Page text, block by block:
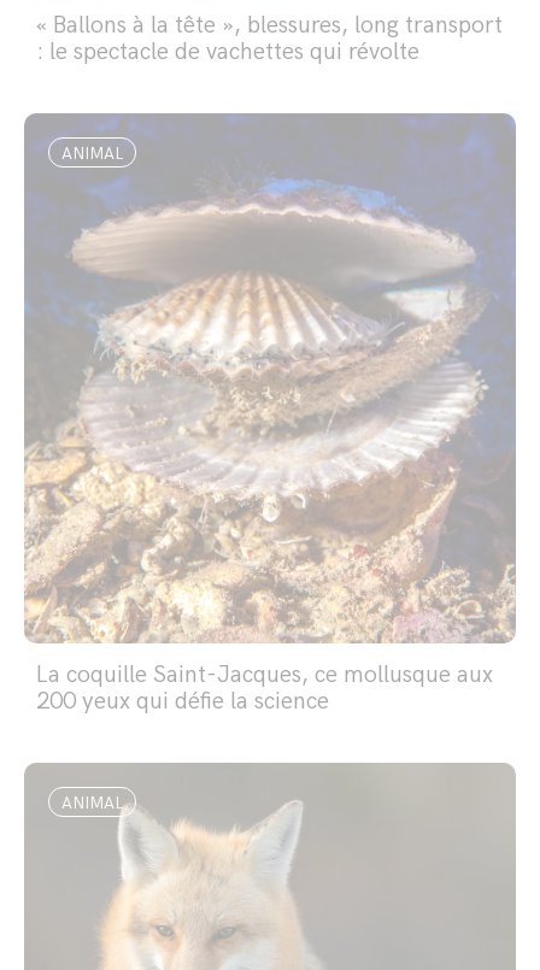
« Ballons à la tête », blessures, long transport
: le spectacle de vachettes qui révolte
ANIMAL
La coquille Saint-Jacques, ce mollusque aux
200 yeux qui défie la science
ANIMAL